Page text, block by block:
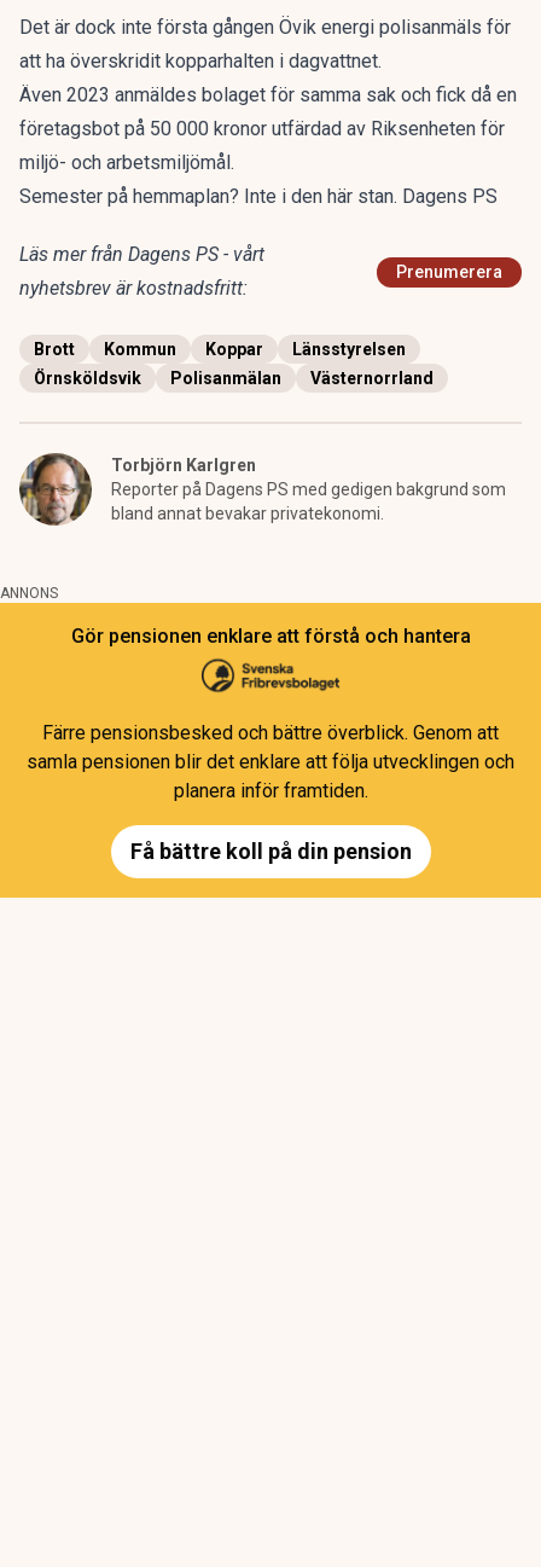
Det är dock inte första gången Övik energi polisanmäls för
att ha överskridit kopparhalten i dagvattnet.
Även 2023 anmäldes bolaget för samma sak och fick då en
företagsbot på 50 000 kronor utfärdad av Riksenheten för
miljö- och arbetsmiljömål.
Semester på hemmaplan? Inte i den här stan. Dagens PS
Läs mer från Dagens PS - vårt
nyhetsbrev är kostnadsfritt:
Prenumerera
Brott Kommun Koppar
Länsstyrelsen
Örnsköldsvik
Polisanmälan Västernorrland
Torbjörn Karlgren
Reporter på Dagens PS med gedigen bakgrund som
bland annat bevakar privatekonomi.
ANNONS
Gör pensionen enklare att förstå och hantera
Färre pensionsbesked och bättre överblick. Genom att
samla pensionen blir det enklare att följa utvecklingen och
planera inför framtiden.
Få bättre koll på din pension